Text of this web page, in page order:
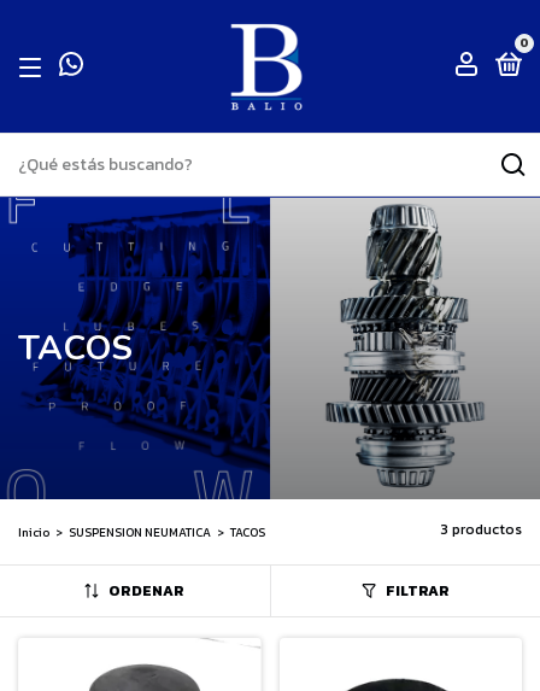
0
TACOS
Inicio > SUSPENSION NEUMATICA > TACOS 3 productos
ORDENAR FILTRAR